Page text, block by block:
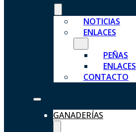
NOTICIAS
ENLACES
PEÑAS
ENLACES
CONTACTO
GANADERÍAS